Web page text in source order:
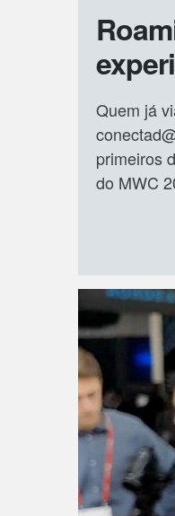
Quem já
primeiros
do MWC